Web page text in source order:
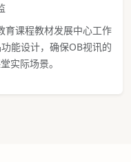
育课程教材发展中心工作
能设计，确保OB视讯的
实际场景。